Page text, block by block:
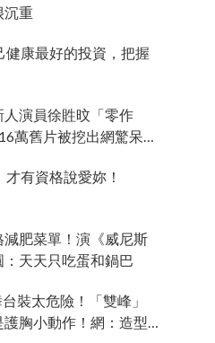
沉重
康最好的投資，把握
演員徐貹旼「零作
萬舊片被挖出網驚呆：
有資格說愛妳！
肥菜單！演《威尼斯
天天只吃蛋和鍋巴
裝太危險！「雙峰」
胸小動作！網：造型